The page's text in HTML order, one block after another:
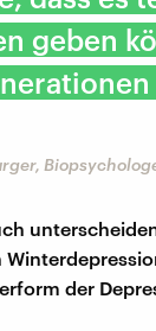
geben
der